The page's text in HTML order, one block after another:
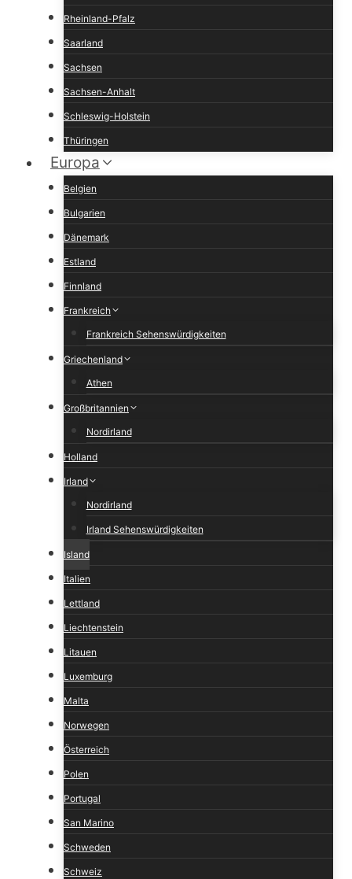
Rheinland-Pfalz
Saarland
Sachsen
Sachsen-Anhalt
Schleswig-Holstein
Thüringen
Europa
Belgien
Bulgarien
Dänemark
Estland
Finnland
Frankreich
Frankreich Sehenswürdigkeiten
Griechenland
Athen
Großbritannien
Nordirland
Holland
Irland
Nordirland
Irland Sehenswürdigkeiten
Island
Italien
Lettland
Liechtenstein
Litauen
Luxemburg
Malta
Norwegen
Österreich
Polen
Portugal
San Marino
Schweden
Schweiz